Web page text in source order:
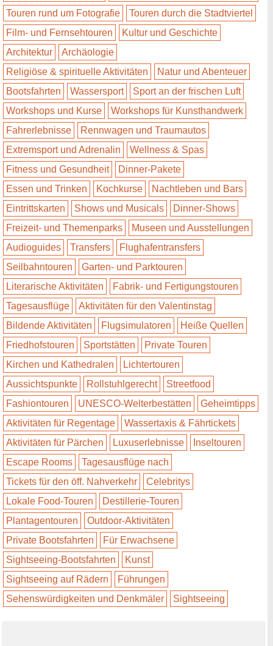
Touren rund um Fotografie
Touren durch die Stadtviertel
Film- und Fernsehtouren
Kultur und Geschichte
Architektur
Archäologie
Religiöse & spirituelle Aktivitäten
Natur und Abenteuer
Bootsfahrten
Wassersport
Sport an der frischen Luft
Workshops und Kurse
Workshops für Kunsthandwerk
Fahrerlebnisse
Rennwagen und Traumautos
Extremsport und Adrenalin
Wellness & Spas
Fitness und Gesundheit
Dinner-Pakete
Essen und Trinken
Kochkurse
Nachtleben und Bars
Eintrittskarten
Shows und Musicals
Dinner-Shows
Freizeit- und Themenparks
Museen und Ausstellungen
Audioguides
Transfers
Flughafentransfers
Seilbahntouren
Garten- und Parktouren
Literarische Aktivitäten
Fabrik- und Fertigungstouren
Tagesausflüge
Aktivitäten für den Valentinstag
Bildende Aktivitäten
Flugsimulatoren
Heiße Quellen
Friedhofstouren
Sportstätten
Private Touren
Kirchen und Kathedralen
Lichtertouren
Aussichtspunkte
Rollstuhlgerecht
Streetfood
Fashiontouren
UNESCO-Welterbestätten
Geheimtipps
Aktivitäten für Regentage
Wassertaxis & Fährtickets
Aktivitäten für Pärchen
Luxuserlebnisse
Inseltouren
Escape Rooms
Tagesausflüge nach
Tickets für den öff. Nahverkehr
Celebritys
Lokale Food-Touren
Destillerie-Touren
Plantagentouren
Outdoor-Aktivitäten
Private Bootsfahrten
Für Erwachsene
Sightseeing-Bootsfahrten
Kunst
Sightseeing auf Rädern
Führungen
Sehenswürdigkeiten und Denkmäler
Sightseeing